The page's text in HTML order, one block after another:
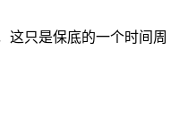
这只是保底的一个时间周